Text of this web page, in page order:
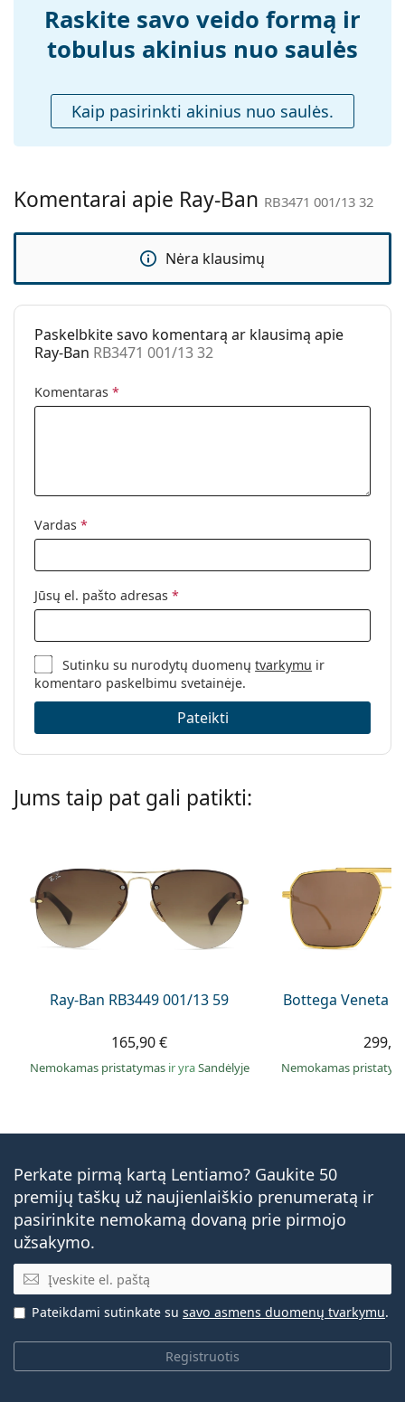
Atraskite visą mūsųsaulės akiniųasortimentą, kad
rastumėte daugiau populiarių prekių ženklų modelių.
nosies
pagalvėlės:
Taip
Priedai
Dėklas:
Taip
Valymo šluostė:
Taip
Lytis:
Vyrams
Kategorija:
Akiniai nuo saulės
Ray-Ban
Naudojimas:
Madingi
Kodas:
RB3471 001/13 32
Raskite savo veido formą ir
tobulus akinius nuo saulės
Kaip pasirinkti akinius nuo saulės.
Komentarai apie Ray-Ban RB3471 001/13 32
Nėra klausimų
Paskelbkite savo komentarą ar klausimą apie
Ray-Ban RB3471 001/13 32
Komentaras *
Vardas *
Jūsų el. pašto adresas *
Sutinku su nurodytų duomenųtvarkymu ir
komentaro paskelbimu svetainėje.
Pateikti
Jums taip pat gali patikti:
Ray-Ban RB3449 001/13 59
165,90 €
Nemokamas pristatymas ir yraSandėlyje
Bottega Veneta
Nemokamas
Perkate pirmą kartą Lentiamo? Gaukite 50
premijų taškų už naujienlaiškio prenumeratą ir
pasirinkite nemokamą dovaną prie pirmojo
užsakymo.
El. pašto adresas
Registruotis
Pateikdami sutinkate su savo asmens duomenų tvarkymu.